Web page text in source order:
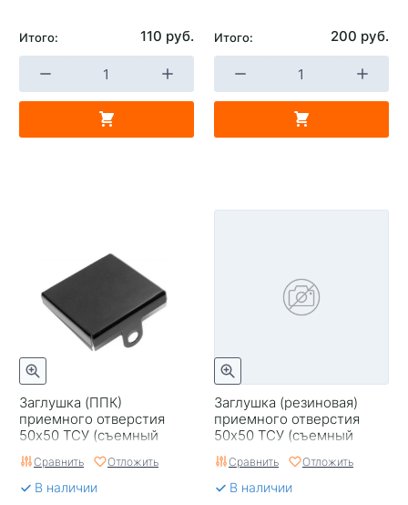
Итого: 110 руб. Итого: 200 руб.
Заглушка (ППК)
приемного отверстия
50х50 ТСУ (съемный
квадрат) PT GROUP
Сравнить Отложить
В наличии
Заглушка (резиновая)
приемного отверстия
50х50 ТСУ (съемный
квадрат) PT GROUP
Сравнить Отложить
В наличии